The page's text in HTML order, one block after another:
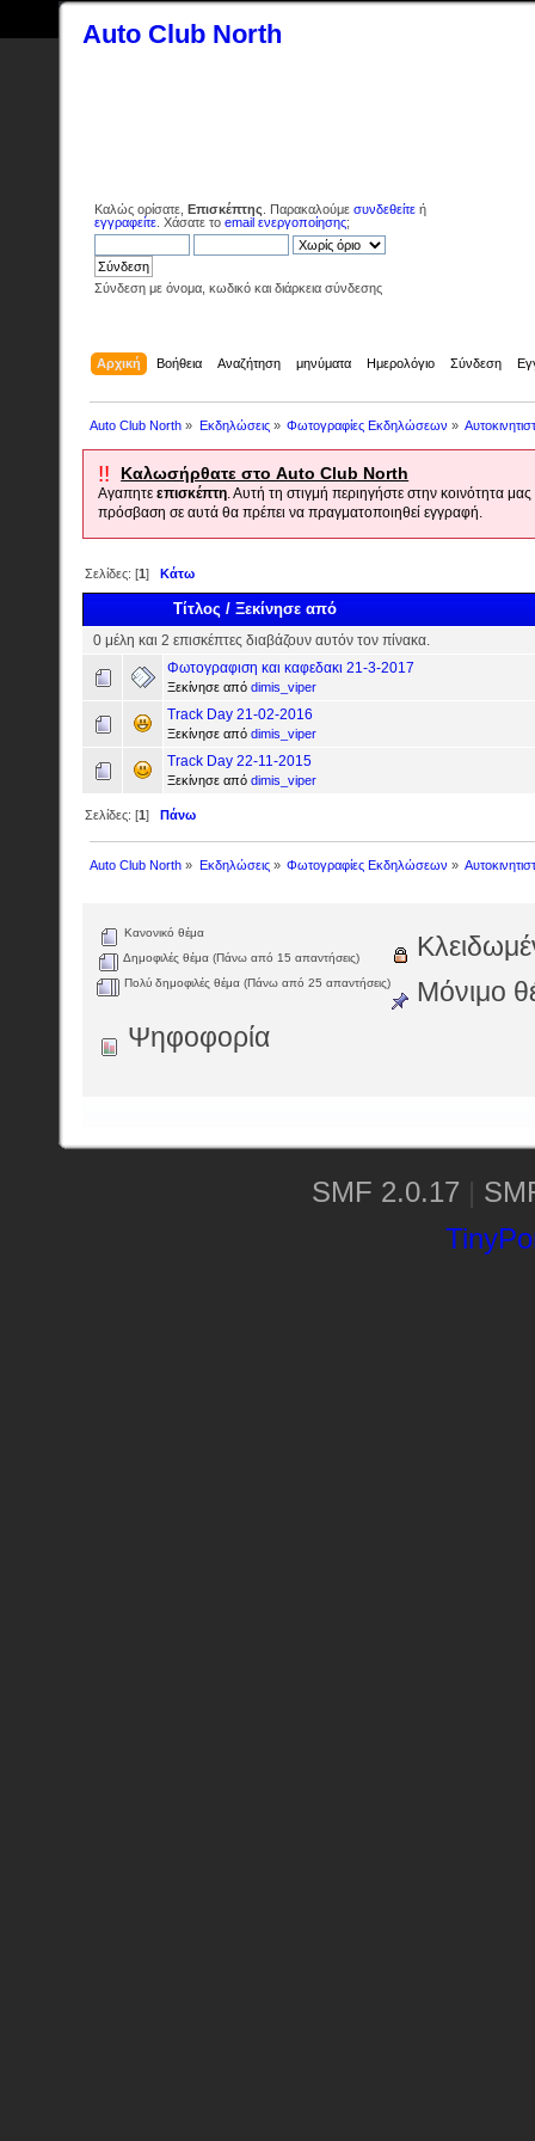
Auto Club North
Καλώς ορίσατε, Επισκέπτης . Παρακαλούμε συνδεθείτε ή
εγγραφείτε . Χάσατε το email ενεργοποίησης;
Σύνδεση με όνομα, κωδικό και διάρκεια σύνδεσης
Αρχική Βοήθεια Αναζήτηση μηνύματα Ημερολόγιο Σύνδεση
Auto Club North » Εκδηλώσεις» Φωτογραφίες Εκδηλώσεων »
!! Καλωσήρθατε στο Auto Club North
Αγαπητεεπισκέπτη. Αυτή τη στιγμή περιηγήστε στην κοινότητα
πρόσβαση σε αυτά θα πρέπει να πραγματοποιηθεί εγγραφή.
Σελίδες: [1]Κάτω
Τίτλος /Ξεκίνησε από
0 μέλη και 2 επισκέπτες διαβάζουν αυτόν τον πίνακα.
Φωτογραφιση και καφεδακι 21-3-2017
Ξεκίνησε από dimis_viper
Track Day 21-02-2016
Ξεκίνησε από dimis_viper
Track Day 22-11-2015
Ξεκίνησε από dimis_viper
Σελίδες: [1]Πάνω
Auto Club North » Εκδηλώσεις» Φωτογραφίες Εκδηλώσεων »
Κανονικό θέμα
Δημοφιλές θέμα (Πάνω από 15 απαντήσεις)
Πολύ δημοφιλές θέμα (Πάνω από 25 απαντήσεις)
Μόνιμο
Ψηφοφορία
SMF 2.0.17 |